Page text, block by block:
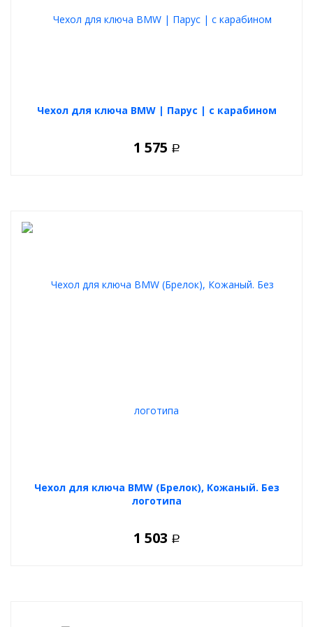
Чехол для ключа BMW | Парус | с карабином
1 575 Р
Чехол для ключа BMW (Брелок), Кожаный. Без
логотипа
1 503 Р